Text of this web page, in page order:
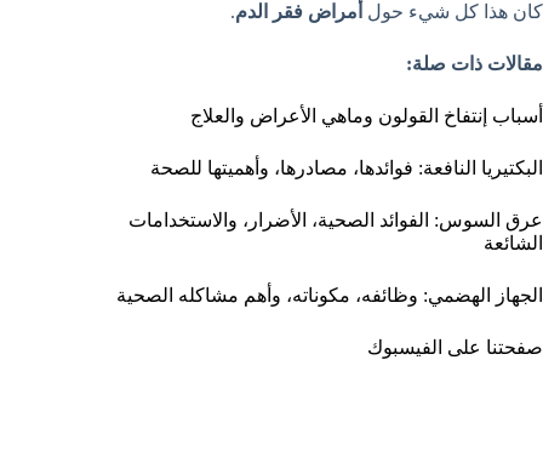
كان هذا كل شيء حول أمراض فقر الدم.
مقالات ذات صلة:
أسباب إنتفاخ القولون وماهي الأعراض والعلاج
البكتيريا النافعة: فوائدها، مصادرها، وأهميتها للصحة
عرق السوس: الفوائد الصحية، الأضرار، والاستخدامات
الشائعة
الجهاز الهضمي: وظائفه، مكوناته، وأهم مشاكله الصحية
صفحتنا على الفيسبوك